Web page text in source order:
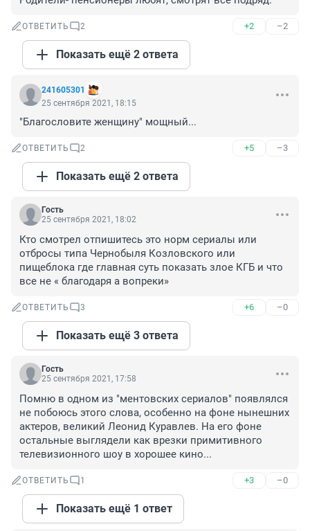
ОТВЕТИТЬ 2 +2 –2
Показать ещё 2 ответа
241605301
25 сентября 2021, 18:15
"Благословите женщину" мощный...
ОТВЕТИТЬ 2 +5 –3
Показать ещё 2 ответа
Гость
25 сентября 2021, 18:02
Кто смотрел отпишитесь это норм сериалы или
отбросы типа Чернобыля Козловского или
пищеблока где главная суть показать злое КГБ и что
все не « благодаря а вопреки»
ОТВЕТИТЬ 3 +6 –0
Показать ещё 3 ответа
Гость
25 сентября 2021, 17:58
Помню в одном из "ментовских сериалов" появлялся
не побоюсь этого слова, особенно на фоне нынешних
актеров, великий Леонид Куравлев. На его фоне
остальные выглядели как врезки примитивного
телевизионного шоу в хорошее кино...
ОТВЕТИТЬ 1 +3 –0
Показать ещё 1 ответ